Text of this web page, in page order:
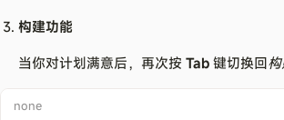
构建功能
当你对计划满意后，再次按 Tab 键切换回
none